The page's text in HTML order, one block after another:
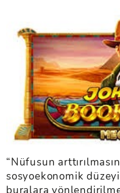
“Nüfusun
sosyoekonomik